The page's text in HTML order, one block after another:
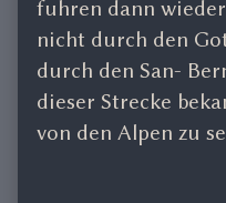
fuhren dann
nicht durch den
durch den San-
dieser Strecke
von den Alpen zu